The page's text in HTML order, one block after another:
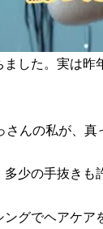
した。実は
んの私が、真
少の手抜きも
グでヘアケ